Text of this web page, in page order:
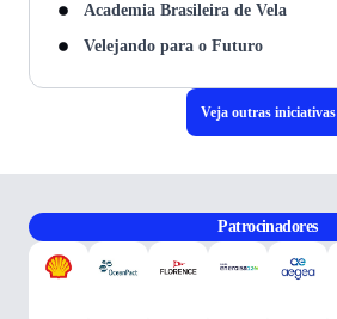
Academia Brasileira de Vela
Velejando para o Futuro
Veja outras iniciativas
Patrocinadores